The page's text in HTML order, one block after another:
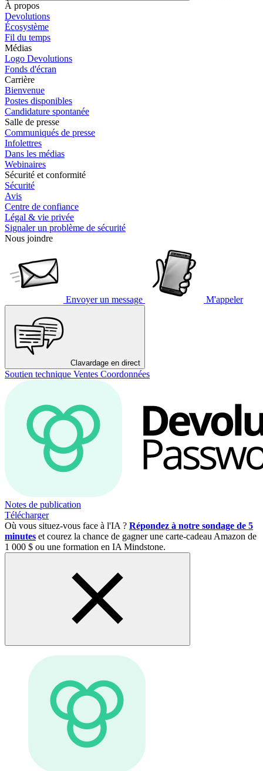
À propos
Devolutions
Écosystème
Fil du temps
Médias
Logo Devolutions
Fonds d'écran
Carrière
Bienvenue
Postes disponibles
Candidature spontanée
Salle de presse
Communiqués de presse
Infolettres
Dans les médias
Webinaires
Sécurité et conformité
Sécurité
Avis
Centre de confiance
Légal & vie privée
Signaler un problème de sécurité
Nous joindre
Envoyer un message M'appeler
Clavardage en direct
Soutien technique Ventes Coordonnées
Notes de publication
Télécharger
Où vous situez-vous face à l'IA ? Répondez à notre sondage de 5
minutes et courez la chance de gagner une carte-cadeau Amazon de
1 000 $ ou une formation en IA Mindstone.